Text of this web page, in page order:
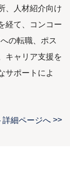
、人材紹介向け
経て、コンコー
の転職、ポス
キャリア支援を
サポートによ
詳細ページへ